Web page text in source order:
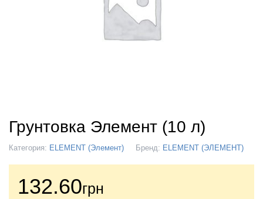
Грунтовка Элемент (10 л)
Категория: ELEMENT (Элемент) Бренд: ELEMENT (ЭЛЕМЕНТ)
132.60грн